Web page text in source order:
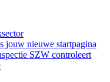
jouw nieuwe startpagina
SZW controleert